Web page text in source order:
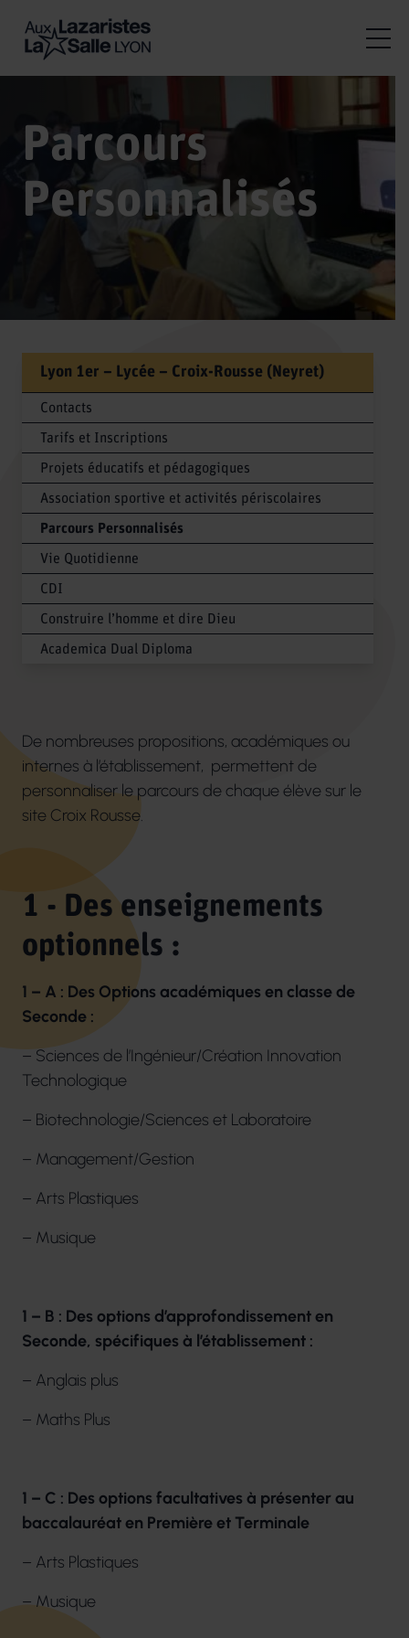
Parcours
Personnalisés
De nombreuses propositions, académiques ou
internes à l’établissement, permettent de
personnaliser le parcours de chaque élève sur le
site Croix Rousse.
Lyon 1er – Lycée – Croix-Rousse (Neyret)
Contacts
Tarifs et Inscriptions
Projets éducatifs et pédagogiques
Association sportive et activités périscolaires
Parcours Personnalisés
Vie Quotidienne
CDI
Construire l’homme et dire Dieu
Academica Dual Diploma
1 - Des enseignements
optionnels :
1 – A : Des Options académiques en classe de
Seconde :
– Sciences de l’Ingénieur/Création Innovation
Technologique
– Biotechnologie/Sciences et Laboratoire
– Management/Gestion
– Arts Plastiques
– Musique
1 – B : Des options d’approfondissement en
Seconde, spécifiques à l’établissement :
– Anglais plus
– Maths Plus
1 – C : Des options facultatives à présenter au
baccalauréat en Première et Terminale
– Arts Plastiques
– Musique